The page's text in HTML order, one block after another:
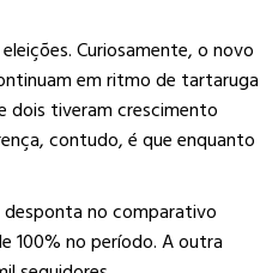
Curiosamente, o novo
em ritmo de tartaruga
dois tiveram crescimento
contudo, é que enquanto
no comparativo
100% no período. A outra